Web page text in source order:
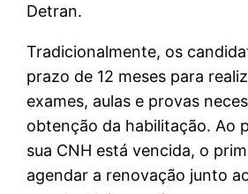
Detran.
Tradicionalmente, os
prazo de 12 meses para
exames, aulas e provas
obtenção da habilitação. Ao
sua CNH está vencida, o
agendar a renovação junto